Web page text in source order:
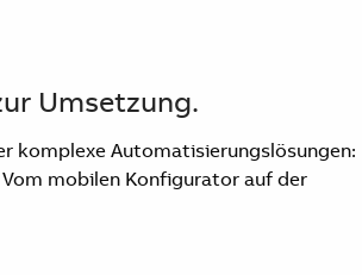
Umsetzung.
komplexe Automatisierungslösungen:
mobilen Konfigurator auf der